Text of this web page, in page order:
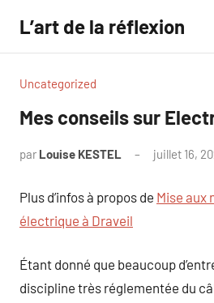
contenu
L’art de la réflexion
Uncategorized
Mes conseils sur
par Louise KESTEL juillet 16,
Plus d’infos à propos de Mise aux
électrique à Draveil
Étant donné que beaucoup
discipline très réglementée du